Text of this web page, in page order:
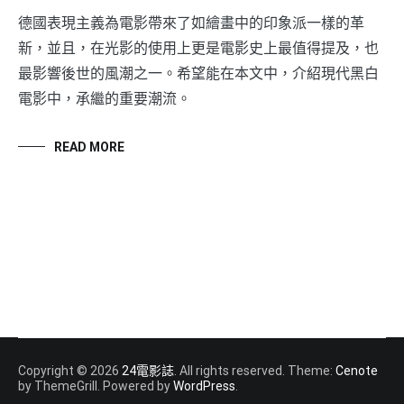
德國表現主義為電影帶來了如繪畫中的印象派一樣的革
新，並且，在光影的使用上更是電影史上最值得提及，也
最影響後世的風潮之一。希望能在本文中，介紹現代黑白
電影中，承繼的重要潮流。
READ MORE
Copyright © 2026 24電影誌. All rights reserved. Theme: Cenote
by ThemeGrill. Powered byWordPress.